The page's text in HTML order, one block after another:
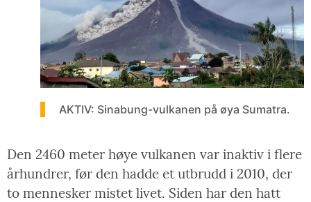
AKTIV: Sinabung-vulkanen på øya Sumatra.
Den 2460 meter høye vulkanen var inaktiv i flere
århundrer, før den hadde et utbrudd i 2010, der
to mennesker mistet livet. Siden har den hatt